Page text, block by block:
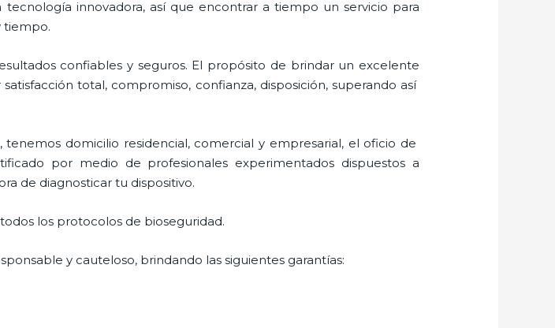
innovadora, así que encontrar a tiempo un servicio para
tiempo.
confiables y seguros. El propósito de brindar un excelente
total, compromiso, confianza, disposición, superando así
domicilio residencial, comercial y empresarial, el oficio de
por medio de profesionales experimentados dispuestos a
de diagnosticar tu dispositivo.
los protocolos de bioseguridad.
y cauteloso, brindando las siguientes garantías: